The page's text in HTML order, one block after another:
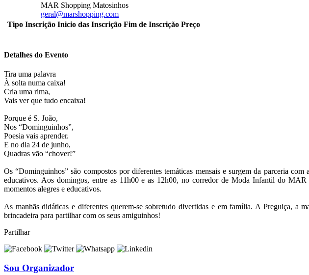
MAR Shopping Matosinhos
geral@marshopping.com
Tipo Inscrição Inicio das Inscrição Fim de Inscrição Preço
Detalhes do Evento
Tira uma palavra
À solta numa caixa!
Cria uma rima,
Vais ver que tudo encaixa!
Porque é S. João,
Nos “Dominguinhos”,
Poesia vais aprender.
E no dia 24 de junho,
Quadras vão “chover!”
Os “Dominguinhos” são compostos por diferentes temáticas mensais e surgem da parceria
educativos. Aos domingos, entre as 11h00 e as 12h00, no corredor de Moda Infantil do
momentos alegres e educativos.
As manhãs didáticas e diferentes querem-se sobretudo divertidas e em família. A Preguiça, a
brincadeira para partilhar com os seus amiguinhos!
Partilhar
Sou Organizador